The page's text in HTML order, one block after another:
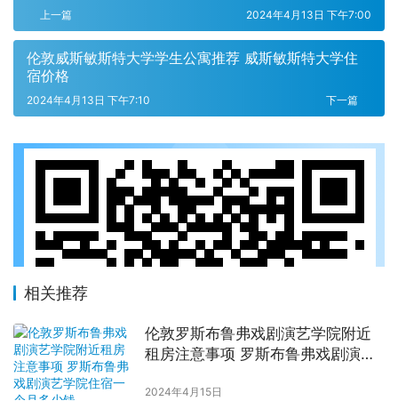
上一篇 2024年4月13日 下午7:00
伦敦威斯敏斯特大学学生公寓推荐 威斯敏斯特大学住
宿价格
下一篇
2024年4月13日 下午7:10
相关推荐
伦敦罗斯布鲁弗戏剧演艺学院附近
租房注意事项 罗斯布鲁弗戏剧演艺
2024年4月15日